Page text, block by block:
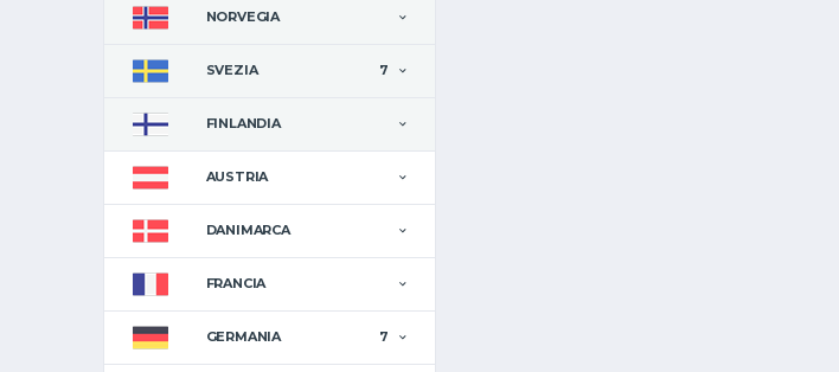
NORVEGIA
SVEZIA 7
FINLANDIA
AUSTRIA
DANIMARCA
FRANCIA
GERMANIA 7